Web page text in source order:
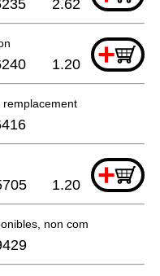
2.62
+
1.20
remplacement
+
1.20
non commandable